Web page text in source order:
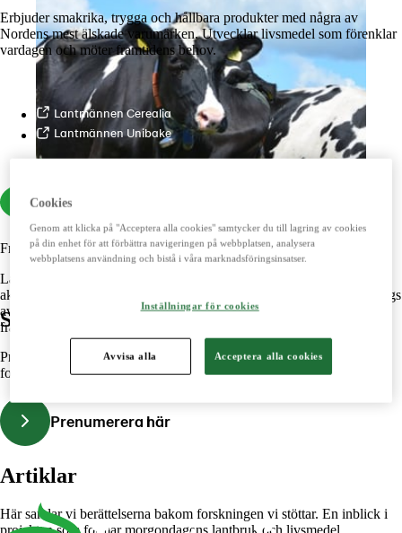
Erbjuder smakrika, trygga och hållbara produkter med några av
Nordens mest älskade varumärken. Utvecklar livsmedel som förenklar
vardagen och möter framtidens behov.
Lantmännen Cerealia
Lantmännen Unibake
Från jord till bord
Lantmännen är ett lantbrukskooperativ och norra Europas ledande
aktör inom lantbruk, maskin, bioenergi och livsmedel. Lantmännen ägs
av 17 000 svenska lantbrukare med verksamheter i hela värdekedjan
från jord till bord.
Stiftelsens nyhetsbrev
Prenumerera på vårt nyhetsbrev så har du alltid koll på aktuell
forskning från oss.
Prenumerera här
Artiklar
Här samlar vi berättelserna bakom forskningen vi stöttar. En inblick i
Cookies
Genom att klicka på "Acceptera alla cookies" samtycker du till lagring av cookies
på din enhet för att förbättra navigeringen på webbplatsen, analysera
webbplatsens användning och bistå i våra marknadsföringsinsatser.
Inställningar för cookies
Avvisa alla Acceptera alla cookies